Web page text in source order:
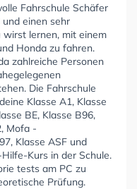
Fahrschule Schäfer
einen sehr
wirst lernen, mit einem
Honda zu fahren.
zahlreiche Personen
Die Fahrschule
Klasse A1, Klasse
BE, Klasse B96,
Mofa -
Klasse ASF und
Kurs in der Schule.
tests am PC zu
Prüfung.